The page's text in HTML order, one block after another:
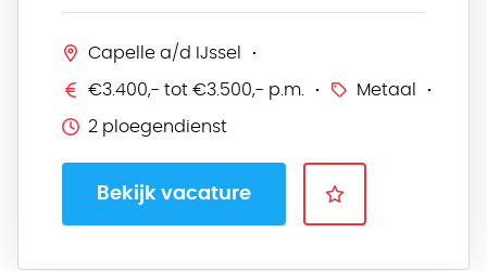
Capelle a/d IJssel
€3.400,- tot €3.500,- p.m. Metaal
2 ploegendienst
Bekijk vacature